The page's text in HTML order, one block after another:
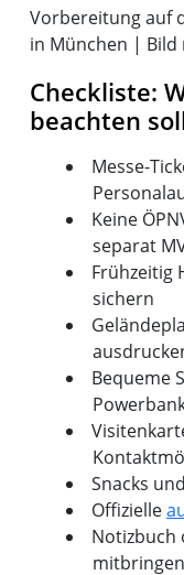
Vorbereitung auf
in München | Bild
Checkliste:
beachten
Messe-
Keine
separat
Frühzeitig
sichern
Bequeme
Snacks
Offizielle
Notizbuch
mitbringen